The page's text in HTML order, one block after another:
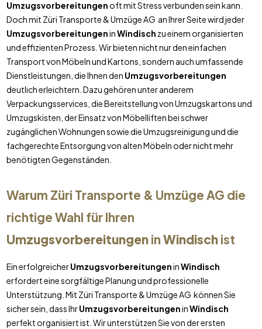
Umzugsvorbereitungenoft mit Stress verbunden sein kann.
Doch mit Züri Transporte & Umzüge AG an Ihrer Seite wird jeder
UmzugsvorbereitungeninWindisch zu einem organisierten
und effizienten Prozess. Wir bieten nicht nur den einfachen
Transport von Möbeln und Kartons, sondern auch umfassende
Dienstleistungen, die Ihnen den Umzugsvorbereitungen
deutlich erleichtern. Dazu gehören unter anderem
Verpackungsservices, die Bereitstellung von Umzugskartons und
Umzugskisten, der Einsatz von Möbelliften bei schwer
zugänglichen Wohnungen sowie die Umzugsreinigung und die
fachgerechte Entsorgung von alten Möbeln oder nicht mehr
benötigten Gegenständen.
Warum Züri Transporte & Umzüge AG die
richtige Wahl für Ihren
UmzugsvorbereitungeninWindischist
Ein erfolgreicherUmzugsvorbereitungeninWindisch
erfordert eine sorgfältige Planung und professionelle
Unterstützung. Mit Züri Transporte & Umzüge AG können Sie
sicher sein, dass IhrUmzugsvorbereitungeninWindisch
perfekt organisiert ist. Wir unterstützen Sie von der ersten